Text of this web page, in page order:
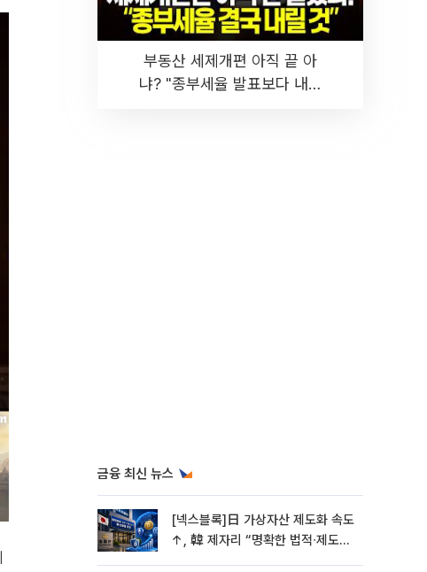
부동산 세제개편 아직 끝 아
냐? "종부세율 발표보다 내릴
금융 최신 뉴스
[넥스블록]日 가상자산 제도화 속도
↑, 韓 제자리 “명확한 법적∙제도적